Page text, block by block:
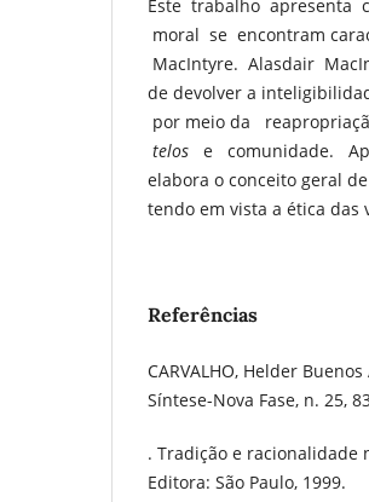
Este trabalho apresenta
moral se encontram
MacIntyre. Alasdair
de devolver a
por meio da
telos e comunidade.
elabora o conceito geral
tendo em vista a ética das
Referências
CARVALHO, Helder
Síntese-Nova Fase, n. 25,
. Tradição e racionalidade
Editora: São Paulo, 1999.